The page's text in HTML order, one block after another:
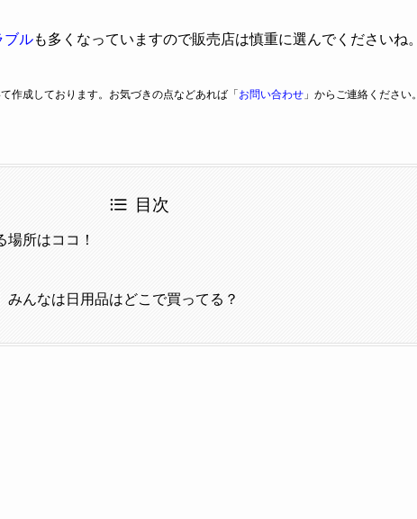
ブルも多くなっていますので販売店は慎重に選んでくださいね。
て作成しております。お気づきの点などあれば「 お問い合わせ 」からご連絡ください。
目次
場所はココ！
みんなは日用品はどこで買ってる？